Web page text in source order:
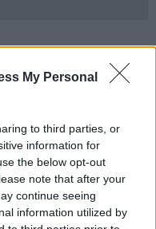
My Personal
to third parties, or
information for
the below opt-out
note that after your
continue seeing
information utilized by
straordinaria del
, storica
per oltre 30 anni il
e anche del decoro
di risorse comunali
materiale bituminoso del
il perimetro esterno, di
Compresa